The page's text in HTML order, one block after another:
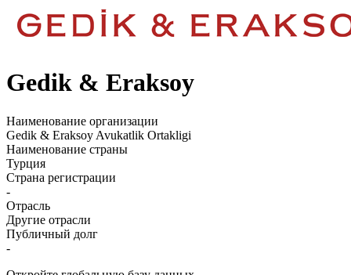
Gedik & Eraksoy
Наименование организации
Gedik & Eraksoy Avukatlik Ortakligi
Наименование страны
Турция
Страна регистрации
-
Отрасль
Другие отрасли
Публичный долг
-